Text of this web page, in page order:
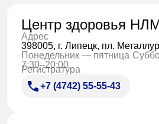
Центр здоровья
Адрес
398005, г. Липецк, пл.
Понедельник — пятница
7:30–20:00
Регистратура
+7 (4742) 55-55-43